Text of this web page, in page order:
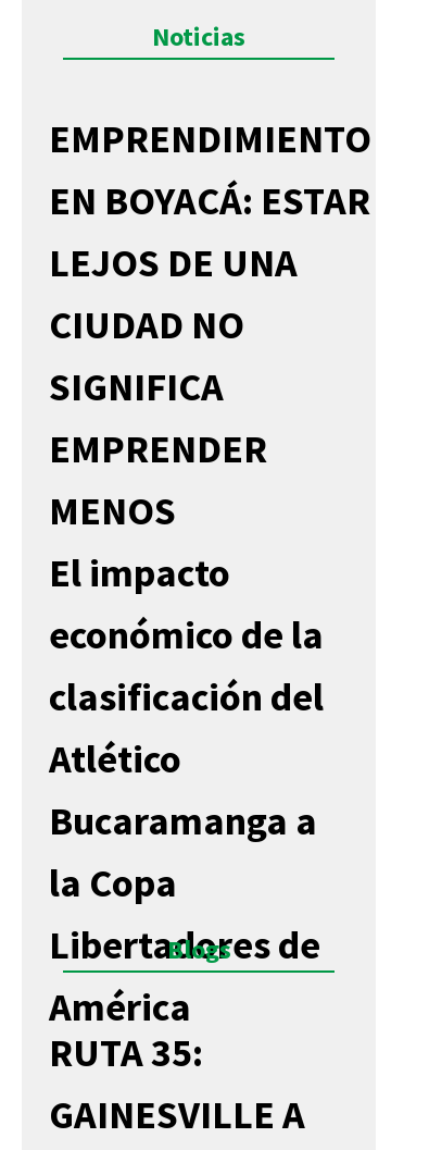
Noticias
EMPRENDIMIENTO
EN BOYACÁ: ESTAR
LEJOS DE UNA
CIUDAD NO
SIGNIFICA
EMPRENDER
MENOS
El impacto
económico de la
clasificación del
Atlético
Bucaramanga a
la Copa
Libertadores de
América
Blogs
RUTA 35:
GAINESVILLE A